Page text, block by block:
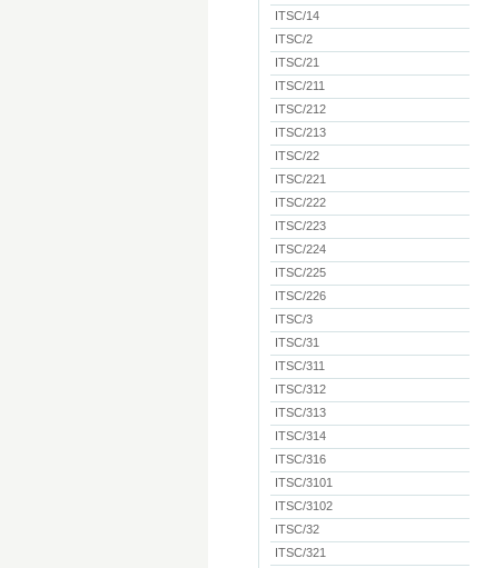
ITSC/14
ITSC/2
ITSC/21
ITSC/211
ITSC/212
ITSC/213
ITSC/22
ITSC/221
ITSC/222
ITSC/223
ITSC/224
ITSC/225
ITSC/226
ITSC/3
ITSC/31
ITSC/311
ITSC/312
ITSC/313
ITSC/314
ITSC/316
ITSC/3101
ITSC/3102
ITSC/32
ITSC/321